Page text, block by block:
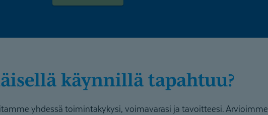
käynnillä tapahtuu?
yhdessä toimintakykysi, voimavarasi ja tavoitteesi. Arvioimme